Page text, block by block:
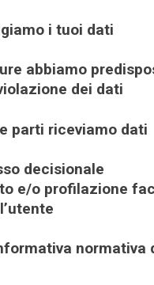
i tuoi dati
abbiamo
dei dati
parti riceviamo dati
decisionale
e/o profilazione
normativa